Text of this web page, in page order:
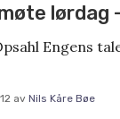
lørdag
Engens
av Nils Kåre Bøe